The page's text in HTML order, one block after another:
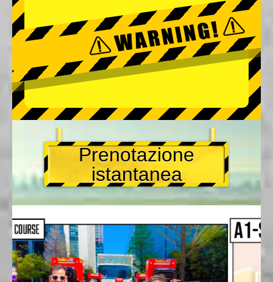
Prenotazione
istantanea